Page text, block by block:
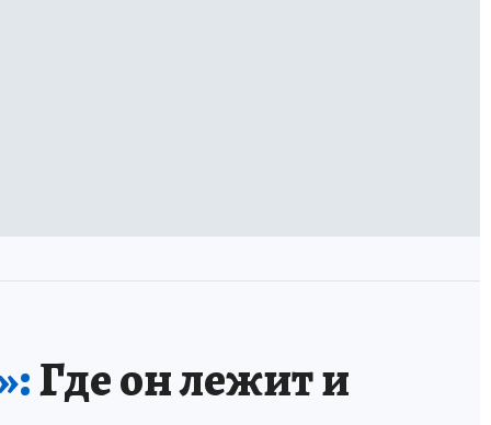
Где он лежит и